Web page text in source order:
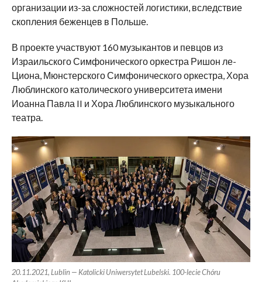
организации из-за сложностей логистики, вследствие
скопления беженцев в Польше.
В проекте участвуют 160 музыкантов и певцов из
Израильского Симфонического оркестра Ришон ле-
Циона, Мюнстерского Симфонического оркестра, Хора
Люблинского католического университета имени
Иоанна Павла II и Хора Люблинского музыкального
театра.
20.11.2021, Lublin — Katolicki Uniwersytet Lubelski. 100-lecie Chóru